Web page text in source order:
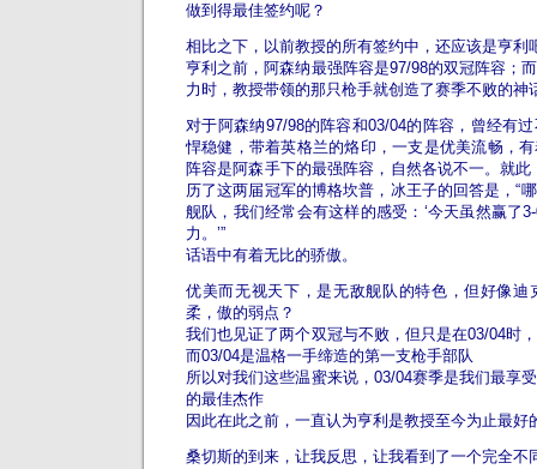
做到得最佳签约呢？
相比之下，以前教授的所有签约中，还应该是亨利
亨利之前，阿森纳最强阵容是97/98的双冠阵容；
力时，教授带领的那只枪手就创造了赛季不败的神
对于阿森纳97/98的阵容和03/04的阵容，曾经有
悍稳健，带着英格兰的烙印，一支是优美流畅，
阵容是阿森手下的最强阵容，自然各说不一。就
历了这两届冠军的博格坎普，冰王子的回答是，“
舰队，我们经常会有这样的感受：‘今天虽然赢了
力。’”
话语中有着无比的骄傲。
优美而无视天下，是无敌舰队的特色，但好像迪
柔，傲的弱点？
我们也见证了两个双冠与不败，但只是在03/04时
而03/04是温格一手缔造的第一支枪手部队
所以对我们这些温蜜来说，03/04赛季是我们最享
的最佳杰作
因此在此之前，一直认为亨利是教授至今为止最
桑切斯的到来，让我反思，让我看到了一个完全不